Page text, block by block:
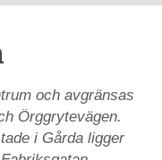
och avgränsas
Örggrytevägen.
i Gårda ligger